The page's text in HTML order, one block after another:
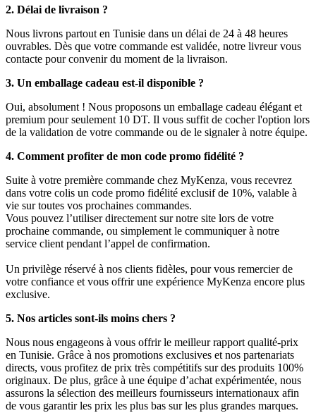
2. Délai de livraison ?
Nous livrons partout en Tunisie dans un délai de 24 à 48 heures
ouvrables. Dès que votre commande est validée, notre livreur vous
contacte pour convenir du moment de la livraison.
3. Un emballage cadeau est-il disponible ?
Oui, absolument ! Nous proposons un emballage cadeau élégant et
premium pour seulement 10 DT. Il vous suffit de cocher l'option lors
de la validation de votre commande ou de le signaler à notre équipe.
4. Comment profiter de mon code promo fidélité ?
Suite à votre première commande chez MyKenza, vous recevrez
dans votre colis un code promo fidélité exclusif de 10%, valable à
vie sur toutes vos prochaines commandes.
Vous pouvez l’utiliser directement sur notre site lors de votre
prochaine commande, ou simplement le communiquer à notre
service client pendant l’appel de confirmation.
Un privilège réservé à nos clients fidèles, pour vous remercier de
votre confiance et vous offrir une expérience MyKenza encore plus
exclusive.
5. Nos articles sont-ils moins chers ?
Nous nous engageons à vous offrir le meilleur rapport qualité-prix
en Tunisie. Grâce à nos promotions exclusives et nos partenariats
directs, vous profitez de prix très compétitifs sur des produits 100%
originaux. De plus, grâce à une équipe d’achat expérimentée, nous
assurons la sélection des meilleurs fournisseurs internationaux afin
de vous garantir les prix les plus bas sur les plus grandes marques.